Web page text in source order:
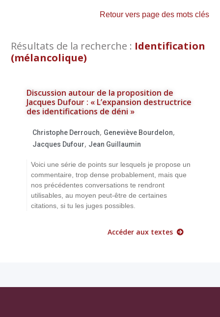
Retour vers page des mots clés
Résultats de la recherche : Identification
(mélancolique)
Discussion autour de la proposition de
Jacques Dufour : « L’expansion destructrice
des identifications de déni »
Christophe Derrouch, Geneviève Bourdelon,
Jacques Dufour, Jean Guillaumin
Voici une série de points sur lesquels je propose un
commentaire, trop dense probablement, mais que
nos précédentes conversations te rendront
utilisables, au moyen peut-être de certaines
citations, si tu les juges possibles.
Accéder aux textes